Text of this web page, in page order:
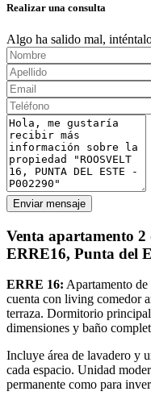
Realizar una consulta
Algo ha salido mal,
Enviar mensaje
Venta apartamento
ERRE16, Punta del
ERRE 16: Apartamento
cuenta con living comedor
terraza. Dormitorio
dimensiones y baño
Incluye área de lavadero y
cada espacio. Unidad
permanente como para